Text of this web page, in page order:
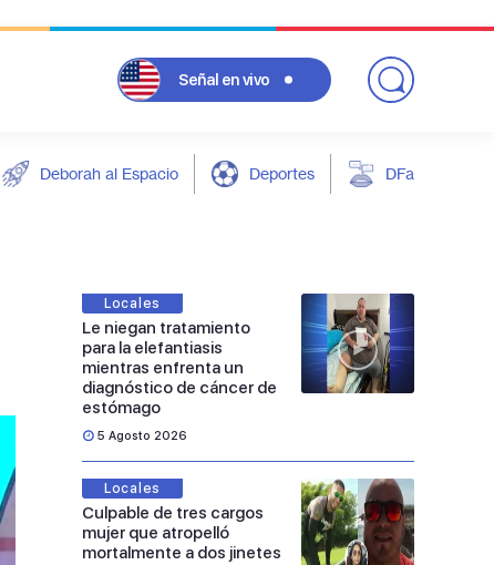
Señal en vivo
Deborah al Espacio Deportes DFarándula
Locales
Le niegan tratamiento
para la elefantiasis
mientras enfrenta un
diagnóstico de cáncer de
estómago
5 Agosto 2026
Locales
Culpable de tres cargos
mujer que atropelló
mortalmente a dos jinetes